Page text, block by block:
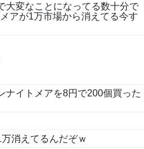
大変なことになってる数十分で
アが1万市場から消えてる今す
ナイトメアを8円で200個買った
消えてるんだぞｗ